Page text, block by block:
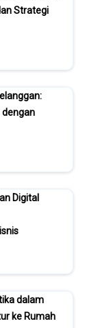
Strategi
dengan
Digital
dalam
ke Rumah